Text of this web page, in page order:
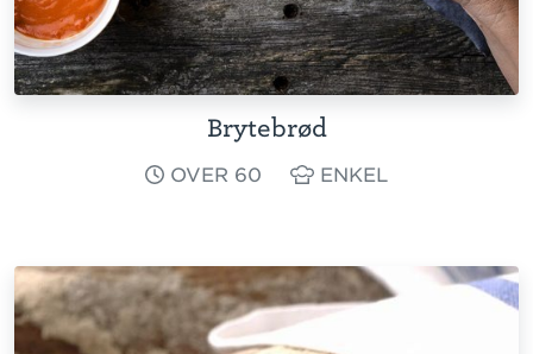
Brytebrød
OVER 60 ENKEL